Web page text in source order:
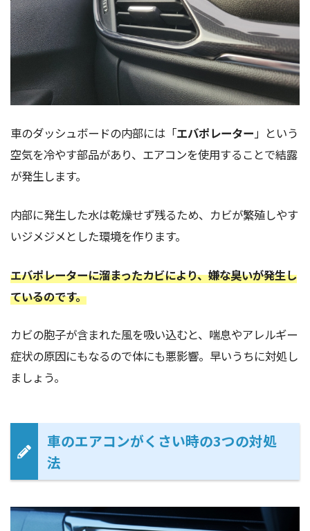
車のダッシュボードの内部には「エバポレーター」という
空気を冷やす部品があり、エアコンを使用することで結露
が発生します。
内部に発生した水は乾燥せず残るため、カビが繁殖しやす
いジメジメとした環境を作ります。
エバポレーターに溜まったカビにより、嫌な臭いが発生し
ているのです。
カビの胞子が含まれた風を吸い込むと、喘息やアレルギー
症状の原因にもなるので体にも悪影響。早いうちに対処し
ましょう。
車のエアコンがくさい時の3つの対処
法